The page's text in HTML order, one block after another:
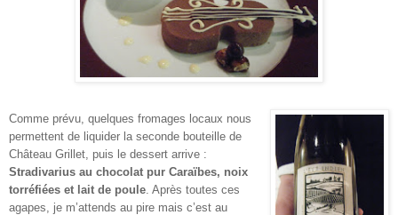
Comme prévu, quelques fromages locaux nous
permettent de liquider la seconde bouteille de
Château Grillet, puis le dessert arrive :
Stradivarius au chocolat pur Caraïbes, noix
torréfiées et lait de poule . Après toutes ces
agapes, je m’attends au pire mais c’est au